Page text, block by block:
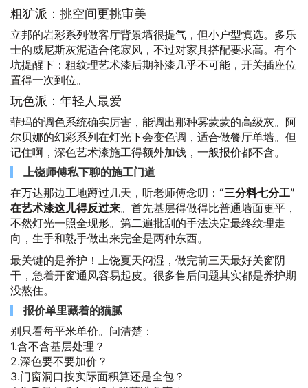
粗犷派：挑空间更挑审美
立邦的岩彩系列做客厅背景墙很提气，但小户型慎选。多乐
士的威尼斯灰泥适合侘寂风，不过对家具搭配要求高。有个
坑提醒下：粗纹理艺术漆后期补漆几乎不可能，开关插座位
置得一次到位。
玩色派：年轻人最爱
菲玛的调色系统确实厉害，能调出那种雾蒙蒙的高级灰。阿
尔贝娜的幻彩系列在灯光下会变色调，适合做餐厅单墙。但
记住啊，深色艺术漆施工得额外加钱，一般报价都不含。
上饶师傅私下聊的施工门道
在万达那边工地蹲过几天，听老师傅念叨： “三分料七分工”
在艺术漆这儿得反过来。首先基层得做得比普通墙面更平，
不然灯光一照全现形。第二遍批刮的手法决定最终纹理走
向，生手和熟手做出来完全是两种东西。
最关键的是养护！上饶夏天闷湿，做完前三天最好关窗阴
干，急着开窗通风容易起皮。很多售后问题其实都是养护期
没熬住。
报价单里藏着的猫腻
别只看每平米单价。问清楚：
1.含不含基层处理？
2.深色要不要加价？
3.门窗洞口按实际面积算还是全包？